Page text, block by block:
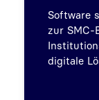
Software
zur SMC-
digitale